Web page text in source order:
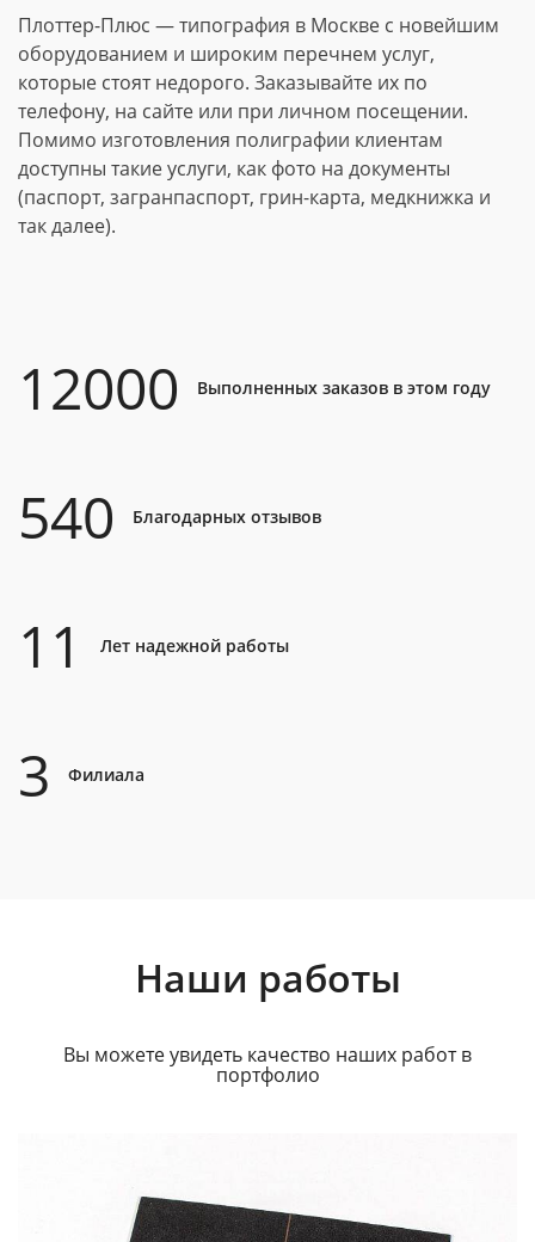
Плоттер-Плюс — типография в Москве с новейшим
оборудованием и широким перечнем услуг,
которые стоят недорого. Заказывайте их по
телефону, на сайте или при личном посещении.
Помимо изготовления полиграфии клиентам
доступны такие услуги, как фото на документы
(паспорт, загранпаспорт, грин-карта, медкнижка и
так далее).
12000 Выполненных заказов в этом году
540 Благодарных отзывов
11 Лет надежной работы
3 Филиала
Наши работы
Вы можете увидеть качество наших работ в
портфолио